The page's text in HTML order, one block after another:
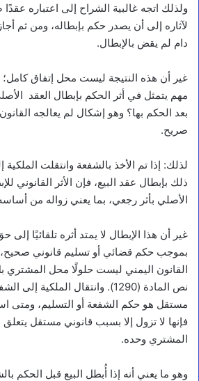
ولذلك اتجه غالبية الشراح إلى اعتباره عقدًا
لآثاره إلى أن يصدر حكم بإبطاله، ومن ثم
دام لم يقض بالإبطال.
غير أن هذه النتيجة ليست محل إتفاق كامل؛
مهم يتمثل في أثر الحكم بإبطال العقد
بعد الحكم بها؟ وهو إشكال لم يعالجه
صريح.
لذلك: إذا تم الأخذ بالشفعة وانتقلت
ذلك بإبطال عقد البيع، فإن الأثر القانوني
الأصلي بأثر رجعي، بما يعني زواله من
غير أن هذا الإبطال لا يمتد أثره تلقائيًا
بموجب حكم قضائي أو تسليم قانوني
القانون اليمني ليست حلولًا محل المشتري
نص المادة (1290). وانتقال
مستقل هو حكم الشفعة أو التسليم، ومتى
فإنها لا تزول إلا بسبب قانوني مستقل
المشتري وحده.
وهو ما يعني أنه إذا أُبطل البيع قبل الحكم